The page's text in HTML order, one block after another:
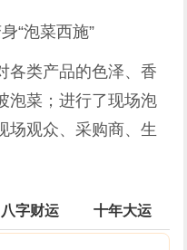
各类产品的色泽、香
泡菜；进行了现场泡
场观众、采购商、生
八字财运 十年大运